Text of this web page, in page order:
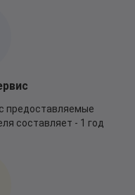
предоставляемые
составляет - 1 год